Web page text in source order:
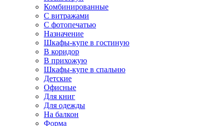
Комбинированные
С витражами
С фотопечатью
Назначение
Шкафы-купе в гостиную
В коридор
В прихожую
Шкафы-купе в спальню
Детские
Офисные
Для книг
Для одежды
На балкон
Форма